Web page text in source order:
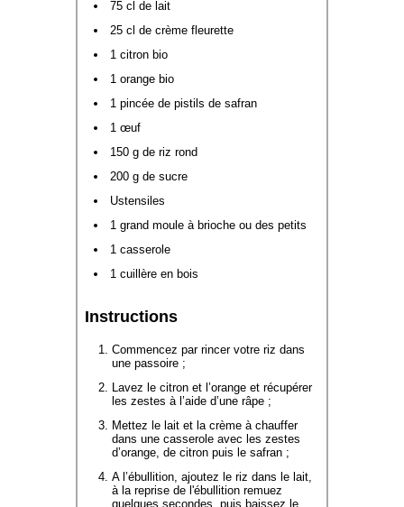
75 cl de lait
25 cl de crème fleurette
1 citron bio
1 orange bio
1 pincée de pistils de safran
1 œuf
150 g de riz rond
200 g de sucre
Ustensiles
1 grand moule à brioche ou des petits
1 casserole
1 cuillère en bois
Instructions
Commencez par rincer votre riz dans
une passoire ;
Lavez le citron et l’orange et récupérer
les zestes à l’aide d’une râpe ;
Mettez le lait et la crème à chauffer
dans une casserole avec les zestes
d’orange, de citron puis le safran ;
A l’ébullition, ajoutez le riz dans le lait,
à la reprise de l'ébullition remuez
quelques secondes, puis baissez le